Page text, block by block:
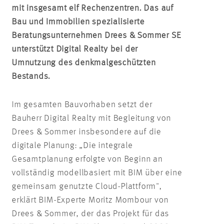
mit insgesamt elf Rechenzentren. Das auf
Bau und Immobilien spezialisierte
Beratungsunternehmen Drees & Sommer SE
unterstützt Digital Realty bei der
Umnutzung des denkmalgeschützten
Bestands.
Im gesamten Bauvorhaben setzt der
Bauherr Digital Realty mit Begleitung von
Drees & Sommer insbesondere auf die
digitale Planung: „Die integrale
Gesamtplanung erfolgte von Beginn an
vollständig modellbasiert mit BIM über eine
gemeinsam genutzte Cloud-Plattform",
erklärt BIM-Experte Moritz Mombour von
Drees & Sommer, der das Projekt für das